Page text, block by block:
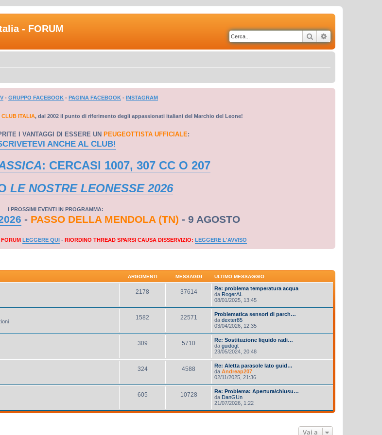
- FORUM
Cerca
- GRUPPO FACEBOOK - PAGINA FACEBOOK - INSTAGRAM
CLUB ITALIA, dal 2002 il punto di riferimento degli appassionati italiani del Marchio del Leone!
I VANTAGGI DI ESSERE UN PEUGEOTTISTA UFFICIALE:
ANCHE AL CLUB!
: CERCASI 1007, 307 CC O 207
LE NOSTRE LEONESSE 2026
I PROSSIMI EVENTI IN PROGRAMMA:
- PASSO DELLA MENDOLA (TN) - 9 AGOSTO
LEGGERE QUI - RIORDINO THREAD SPARSI CAUSA DISSERVIZIO: LEGGERE L'AVVISO
ARGOMENTI MESSAGGI ULTIMO MESSAGGIO
2178 37614
Re: problema temperatura acqua
da RogerAL
08/01/2025, 13:45
1582 22571
Problematica sensori di parch…
da dexter85
03/04/2026, 12:35
309 5710
Re: Sostituzione liquido radi…
da guidogt
23/05/2024, 20:48
324 4588
Re: Aletta parasole lato guid…
da Andreap207
02/11/2025, 21:36
605 10728
Re: Problema: Apertura/chiusu…
da DanGUn
21/07/2026, 1:22
Vai a